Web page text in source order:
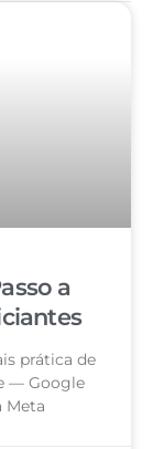
a
prática de
— Google
Meta